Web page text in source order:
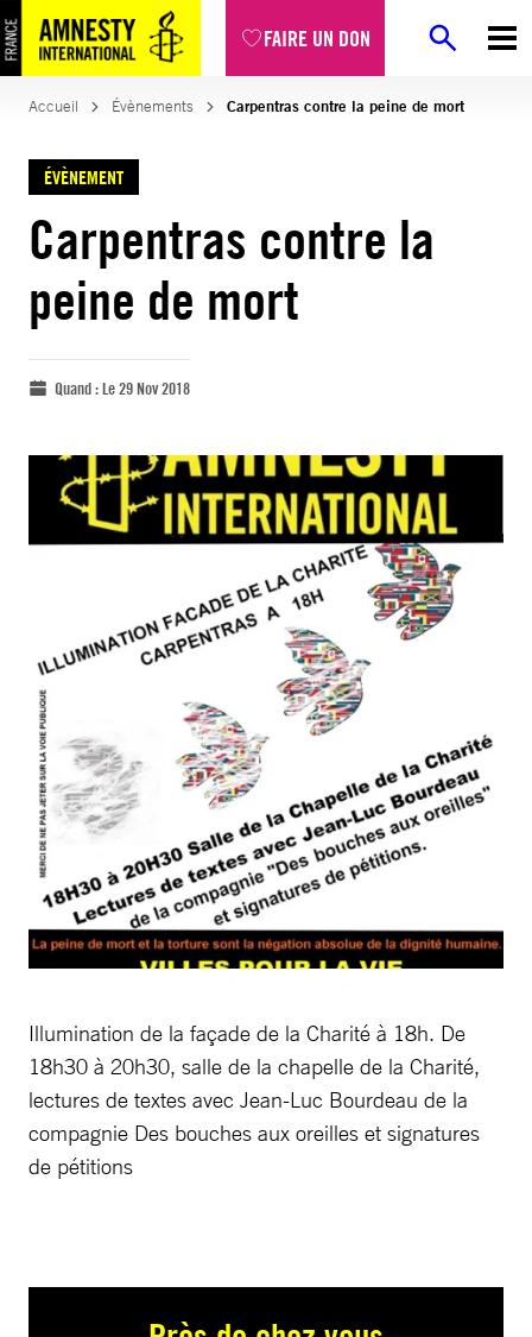
FAIRE UN DON
Accueil Évènements Carpentras contre la peine de mort
ÉVÈNEMENT
Carpentras contre la
peine de mort
Quand :Le 29 Nov 2018
Illumination de la façade de la Charité à 18h. De
18h30 à 20h30, salle de la chapelle de la Charité,
lectures de textes avec Jean-Luc Bourdeau de la
compagnie Des bouches aux oreilles et signatures
de pétitions